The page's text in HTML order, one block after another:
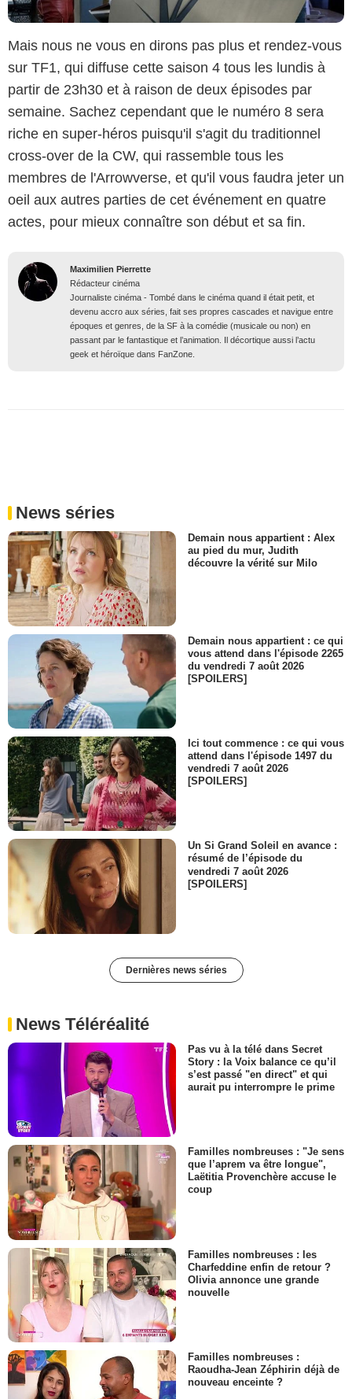
Mais nous ne vous en dirons pas plus et rendez-vous
sur TF1, qui diffuse cette saison 4 tous les lundis à
partir de 23h30 et à raison de deux épisodes par
semaine. Sachez cependant que le numéro 8 sera
riche en super-héros puisqu'il s'agit du traditionnel
cross-over de la CW, qui rassemble tous les
membres de l'Arrowverse, et qu'il vous faudra jeter un
oeil aux autres parties de cet événement en quatre
actes, pour mieux connaître son début et sa fin.
Maximilien Pierrette
Rédacteur cinéma
Journaliste cinéma - Tombé dans le cinéma quand il était petit, et
devenu accro aux séries, fait ses propres cascades et navigue entre
époques et genres, de la SF à la comédie (musicale ou non) en
passant par le fantastique et l’animation. Il décortique aussi l’actu
geek et héroïque dans FanZone.
News séries
Demain nous appartient : Alex
au pied du mur, Judith
découvre la vérité sur Milo
Demain nous appartient : ce qui
vous attend dans l'épisode 2265
du vendredi 7 août 2026
[SPOILERS]
Ici tout commence : ce qui vous
attend dans l'épisode 1497 du
vendredi 7 août 2026
[SPOILERS]
Un Si Grand Soleil en avance :
résumé de l’épisode du
vendredi 7 août 2026
[SPOILERS]
Dernières news séries
News Téléréalité
Pas vu à la télé dans Secret
Story : la Voix balance ce qu’il
s’est passé "en direct" et qui
aurait pu interrompre le prime
Familles nombreuses : "Je sens
que l’aprem va être longue",
Laëtitia Provenchère accuse le
coup
Familles nombreuses : les
Charfeddine enfin de retour ?
Olivia annonce une grande
nouvelle
Familles nombreuses :
Raoudha-Jean Zéphirin déjà de
nouveau enceinte ?